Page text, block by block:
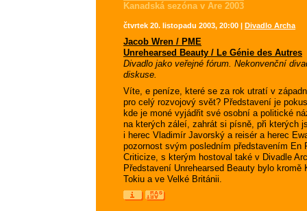
Kanadská sezóna v Are 2003
čtvrtek 20. listopadu 2003, 20:00 | Divadlo Archa
Jacob Wren / PME
Unrehearsed Beauty / Le Génie des Autres
Divadlo jako veřejné fórum. Nekonvenční
diskuse.
Víte, e peníze, které se za rok utratí v
pro celý rozvojový svět? Představení je
kde je moné vyjádřit své osobní a politické
na kterých záleí, zahrát si písně, při kterých
i herec Vladimír Javorský a reisér a herec
pozornost svým posledním představením En
Criticize, s kterým hostoval také v Divadle
Představení Unrehearsed Beauty bylo
Tokiu a ve Velké Británii.